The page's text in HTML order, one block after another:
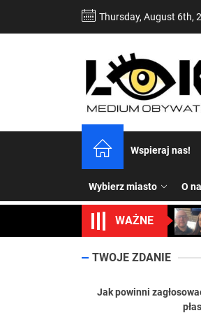
Thursday, August 6th,
Wspieraj nas!
Wybierz miasto O
WAŻNE
TWOJE ZDANIE
Jak powinni